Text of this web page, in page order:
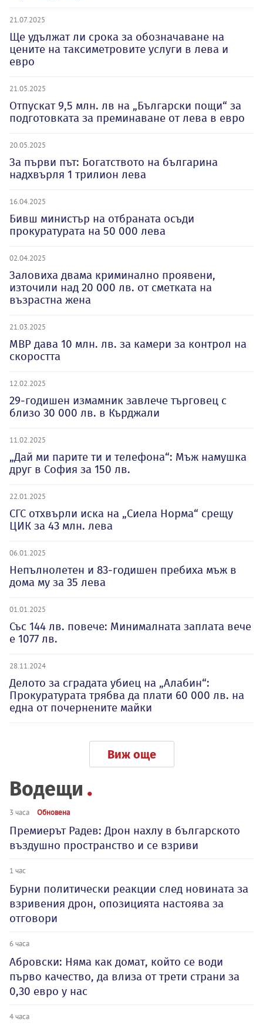
21.07.2025
Ще удължат ли срока за обозначаване на
цените на таксиметровите услуги в лева и
евро
21.05.2025
Отпускат 9,5 млн. лв на „Български пощи“ за
подготовката за преминаване от лева в евро
20.05.2025
За първи път: Богатството на българина
надхвърля 1 трилион лева
16.04.2025
Бивш министър на отбраната осъди
прокуратурата на 50 000 лева
02.04.2025
Заловиха двама криминално проявени,
източили над 20 000 лв. от сметката на
възрастна жена
21.03.2025
МВР дава 10 млн. лв. за камери за контрол на
скоростта
12.02.2025
29-годишен измамник завлече търговец с
близо 30 000 лв. в Кърджали
11.02.2025
„Дай ми парите ти и телефона“: Мъж намушка
друг в София за 150 лв.
22.01.2025
СГС отхвърли иска на „Сиела Норма“ срещу
ЦИК за 43 млн. лева
06.01.2025
Непълнолетен и 83-годишен пребиха мъж в
дома му за 35 лева
01.01.2025
Със 144 лв. повече: Минималната заплата вече
е 1077 лв.
28.11.2024
Делото за сградата убиец на „Алабин“:
Прокуратурата трябва да плати 60 000 лв. на
една от почернените майки
Виж още
Водещи
3 часа Обновена
Премиерът Радев: Дрон нахлу в българското
въздушно пространство и се взриви
1 час
Бурни политически реакции след новината за
взривения дрон, опозицията настоява за
отговори
6 часа
Абровски: Няма как домат, който се води
първо качество, да влиза от трети страни за
0,30 евро у нас
4 часа